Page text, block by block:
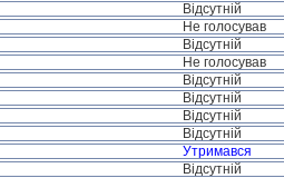
Відсутній
Не голосував
Відсутній
Не голосував
Відсутній
Відсутній
Відсутній
Відсутній
Утримався
Відсутній